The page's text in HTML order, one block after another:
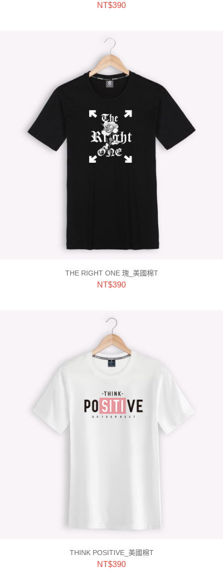
NT$390
THE RIGHT ONE 瑰_美國棉T
NT$390
THINK POSITIVE_美國棉T
NT$390